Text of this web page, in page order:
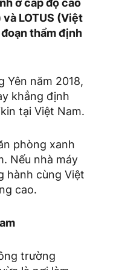
ở cấp độ cao
LOTUS (Việt
thẩm định
Yên năm 2018,
khẳng định
tại Việt Nam.
phòng xanh
Nếu nhà máy
hành cùng Việt
cao.
trường